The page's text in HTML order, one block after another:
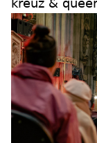
kreuz &